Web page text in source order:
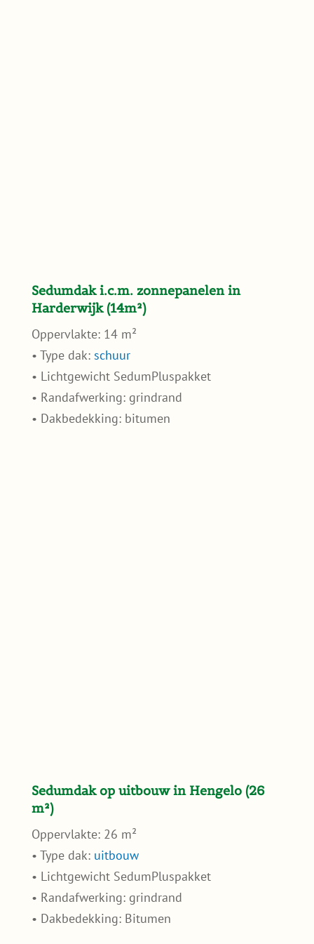
Sedumdak i.c.m. zonnepanelen in
Harderwijk (14m²)
Oppervlakte: 14 m²
• Type dak: schuur
• Lichtgewicht SedumPluspakket
• Randafwerking: grindrand
• Dakbedekking: bitumen
Sedumdak op uitbouw in Hengelo (26
m²)
Oppervlakte: 26 m²
• Type dak: uitbouw
• Lichtgewicht SedumPluspakket
• Randafwerking: grindrand
• Dakbedekking: Bitumen